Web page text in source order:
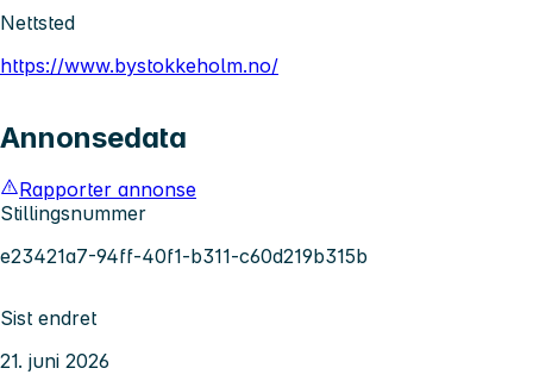
Nettsted
https://www.bystokkeholm.no/
Annonsedata
Rapporter annonse
Stillingsnummer
e23421a7-94ff-40f1-b311-c60d219b315b
Sist endret
21. juni 2026